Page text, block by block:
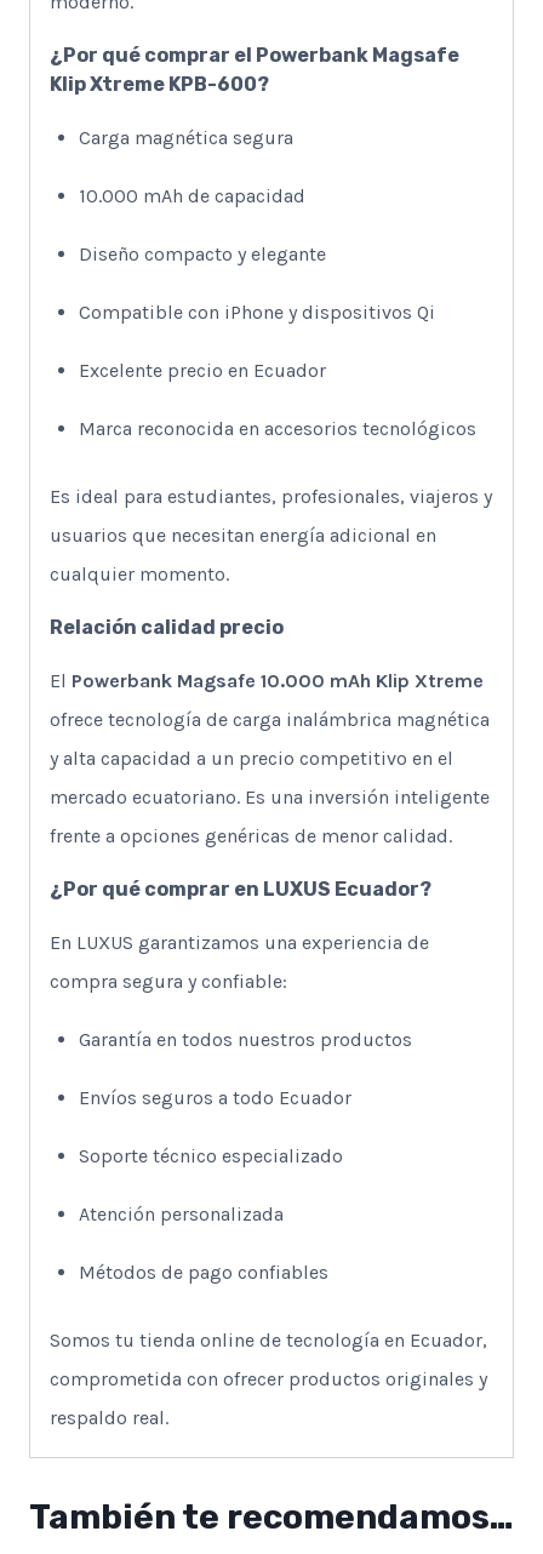
¿Por qué comprar el Powerbank Magsafe
Klip Xtreme KPB-600?
Carga magnética segura
10.000 mAh de capacidad
Diseño compacto y elegante
Compatible con iPhone y dispositivos Qi
Excelente precio en Ecuador
Marca reconocida en accesorios tecnológicos
Es ideal para estudiantes, profesionales, viajeros y
usuarios que necesitan energía adicional en
cualquier momento.
Relación calidad precio
El Powerbank Magsafe 10.000 mAh Klip Xtreme
ofrece tecnología de carga inalámbrica magnética
y alta capacidad a un precio competitivo en el
mercado ecuatoriano. Es una inversión inteligente
frente a opciones genéricas de menor calidad.
¿Por qué comprar en LUXUS Ecuador?
En LUXUS garantizamos una experiencia de
compra segura y confiable:
Garantía en todos nuestros productos
Envíos seguros a todo Ecuador
Soporte técnico especializado
Atención personalizada
Métodos de pago confiables
Somos tu tienda online de tecnología en Ecuador,
comprometida con ofrecer productos originales y
respaldo real.
También te recomendamos…